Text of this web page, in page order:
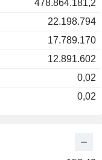
478.864.181,2
22.198.794
17.789.170
12.891.602
0,02
0,02